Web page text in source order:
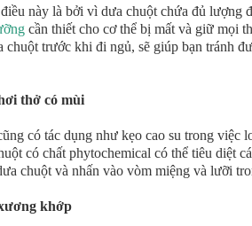
này là bởi vì dưa chuột chứa đủ lượng
cần thiết cho cơ thể bị mất và giữ mọi
chuột trước khi đi ngủ, sẽ giúp bạn tránh
thở có mùi
có tác dụng như kẹo cao su trong
có chất phytochemical có thể tiêu diệt
chuột và nhấn vào vòm miệng và lưỡi
khớp